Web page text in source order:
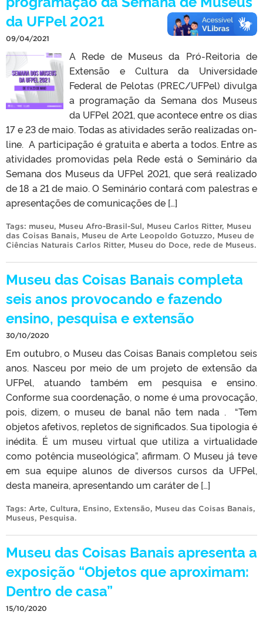
da UFPel 2021
09/04/2021
A Rede de Museus da Pró-Reitoria de
Extensão e Cultura da Universidade
Federal de Pelotas (PREC/UFPel) divulga
a programação da Semana dos Museus
da UFPel 2021, que acontece entre os dias
17 e 23 de maio. Todas as atividades serão realizadas on-
line. A participação é gratuita e aberta a todos. Entre as
atividades promovidas pela Rede está o Seminário da
Semana dos Museus da UFPel 2021, que será realizado
de 18 a 21 de maio. O Seminário contará com palestras e
apresentações de comunicações de […]
Tags: museu, Museu Afro-Brasil-Sul, Museu Carlos Ritter, Museu
das Coisas Banais, Museu de Arte Leopoldo Gotuzzo, Museu de
Ciências Naturais Carlos Ritter, Museu do Doce, rede de Museus.
Museu das Coisas Banais completa
seis anos provocando e fazendo
ensino, pesquisa e extensão
30/10/2020
Em outubro, o Museu das Coisas Banais completou seis
anos. Nasceu por meio de um projeto de extensão da
UFPel, atuando também em pesquisa e ensino.
Conforme sua coordenação, o nome é uma provocação,
pois, dizem, o museu de banal não tem nada . “Tem
objetos afetivos, repletos de significados. Sua tipologia é
inédita. É um museu virtual que utiliza a virtualidade
como potência museológica”, afirmam. O Museu já teve
em sua equipe alunos de diversos cursos da UFPel,
desta maneira, apresentando um caráter de […]
Tags: Arte, Cultura, Ensino, Extensão, Museu das Coisas Banais,
Museus, Pesquisa.
Museu das Coisas Banais apresenta a
exposição “Objetos que aproximam:
Dentro de casa”
15/10/2020